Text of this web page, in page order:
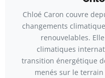
Chloé Caron couvre
changements
renouvelables.
climatiques
transition énergétique
menés sur le